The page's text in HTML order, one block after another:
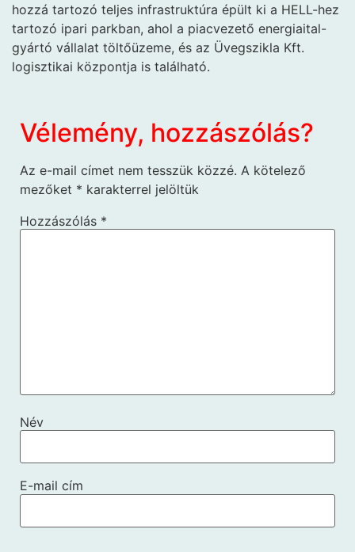
hozzá tartozó teljes infrastruktúra épült ki a HELL-hez
tartozó ipari parkban, ahol a piacvezető energiaital-
gyártó vállalat töltőüzeme, és az Üvegszikla Kft.
logisztikai központja is található.
Vélemény, hozzászólás?
Az e-mail címet nem tesszük közzé. A kötelező
mezőket * karakterrel jelöltük
Hozzászólás *
Név
E-mail cím